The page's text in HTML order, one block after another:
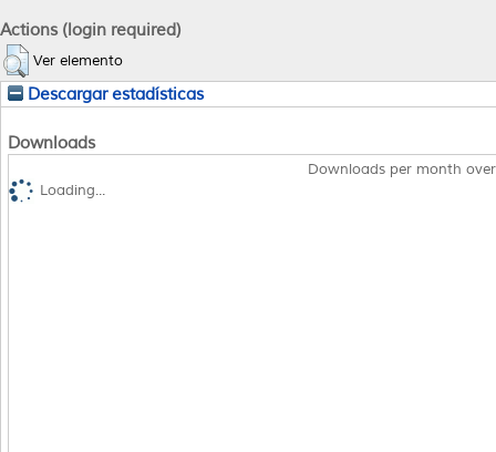
Actions (login required)
Ver elemento
Descargar estadísticas
Downloads
Downloads per month
Loading...